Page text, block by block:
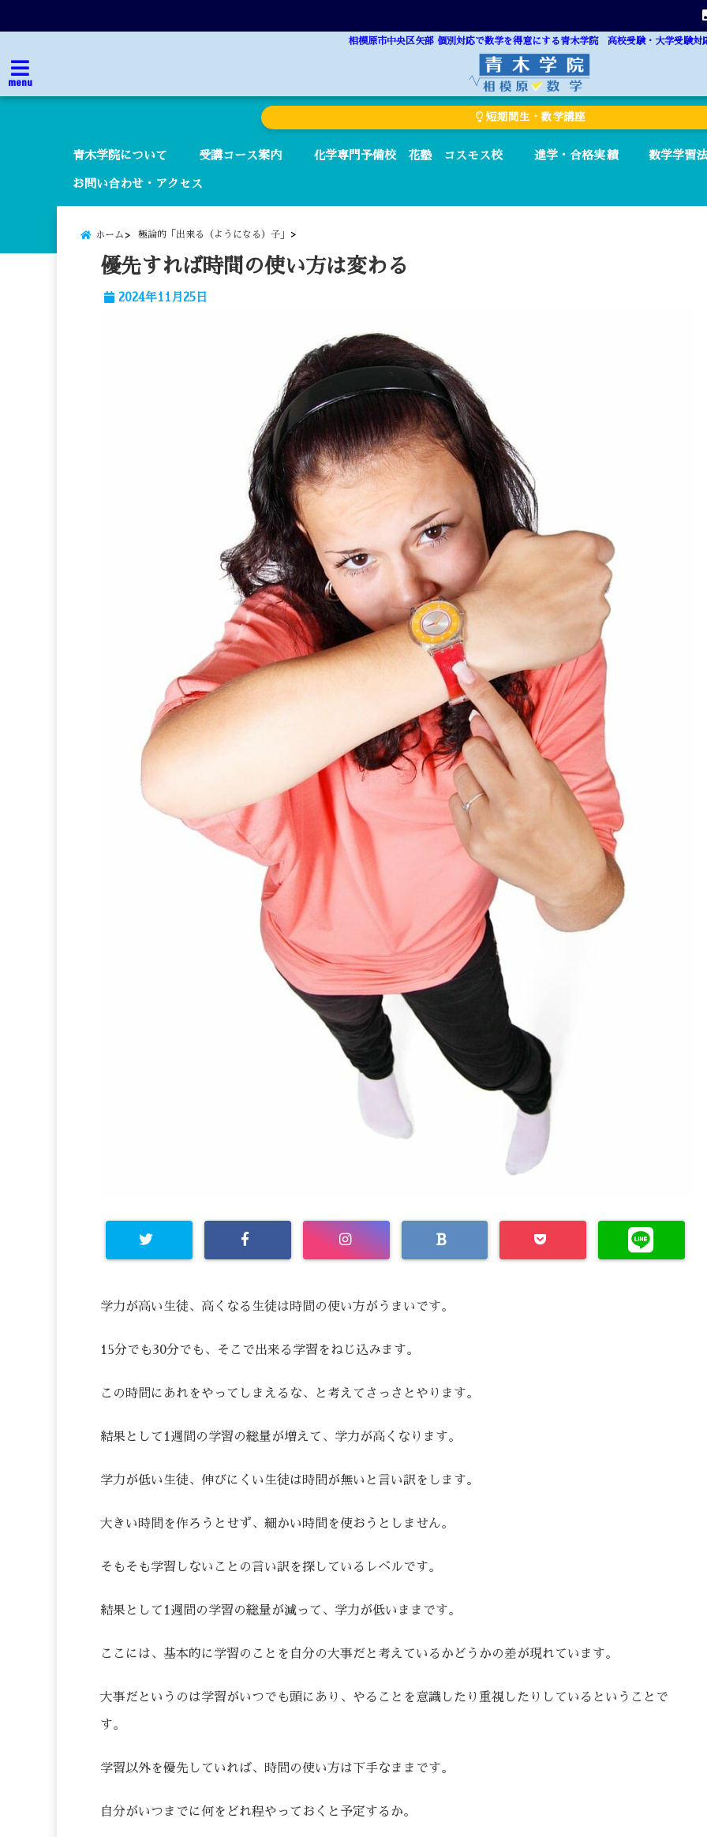
相模原市中央区矢部 個別対応で数学を得意にする青木学院 高校受験・大学受験対
menu
短期間生・数学講座
青木学院について 受講コース案内 化学専門予備校 花塾 コスモス校 進学・合格実績 数学学習
お問い合わせ・アクセス
ホーム 極論的「出来る（ようになる）子」
優先すれば時間の使い方は変わる
2024年11月25日
学力が高い生徒、高くなる生徒は時間の使い方がうまいです。
15分でも30分でも、そこで出来る学習をねじ込みます。
この時間にあれをやってしまえるな、と考えてさっさとやります。
結果として1週間の学習の総量が増えて、学力が高くなります。
学力が低い生徒、伸びにくい生徒は時間が無いと言い訳をします。
大きい時間を作ろうとせず、細かい時間を使おうとしません。
そもそも学習しないことの言い訳を探しているレベルです。
結果として1週間の学習の総量が減って、学力が低いままです。
ここには、基本的に学習のことを自分の大事だと考えているかどうかの差が現れています。
大事だというのは学習がいつでも頭にあり、やることを意識したり重視したりしているということで
す。
学習以外を優先していれば、時間の使い方は下手なままです。
自分がいつまでに何をどれ程やっておくと予定するか。